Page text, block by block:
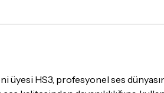
HS3, profesyonel ses